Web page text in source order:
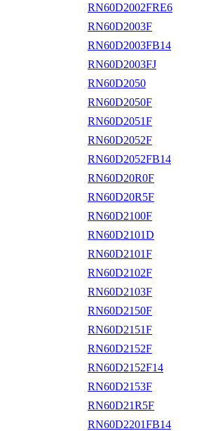
RN60D2002FRE6
RN60D2003F
RN60D2003FB14
RN60D2003FJ
RN60D2050
RN60D2050F
RN60D2051F
RN60D2052F
RN60D2052FB14
RN60D20R0F
RN60D20R5F
RN60D2100F
RN60D2101D
RN60D2101F
RN60D2102F
RN60D2103F
RN60D2150F
RN60D2151F
RN60D2152F
RN60D2152F14
RN60D2153F
RN60D21R5F
RN60D2201FB14